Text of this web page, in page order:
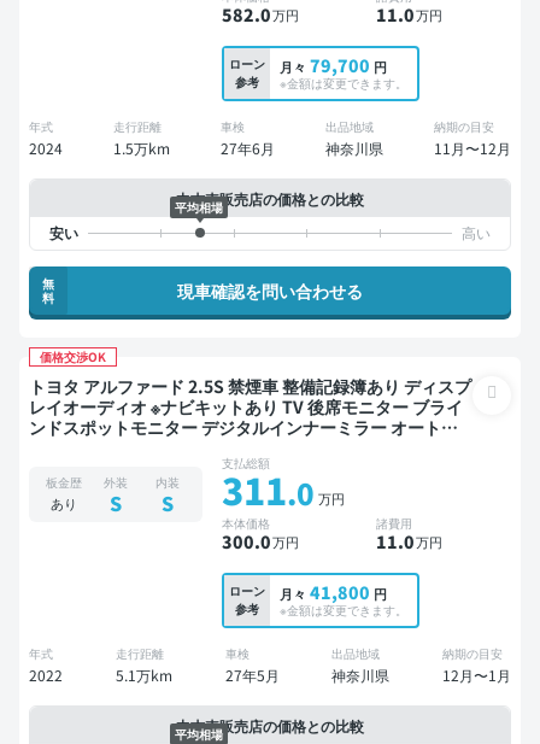
582.0万円 11.0万円
ローン
参考
月々 79,700 円
※金額は変更できます。
年式
2024
走行距離
1.5万km
車検
27年6月
出品地域
神奈川県
納期の目安
11月〜12月
中古車販売店の価格との比較
平均相場
無
料
現車確認を問い合わせる
価格交渉OK
トヨタ アルファード 2.5S 禁煙車 整備記録簿あり ディスプ
レイオーディオ ※ナビキットあり TV 後席モニター ブライ
ンドスポットモニター デジタルインナーミラー オートク
メラ ドライブレコーダー 衝突軽減 両側電動スライドドア
8人乗り
板金歴
あり
外装
S
内装
S
支払総額
311.0 万円
本体価格
300.0万円
諸費用
11.0万円
ローン
参考
月々 41,800 円
※金額は変更できます。
年式
2022
走行距離
5.1万km
車検
27年5月
出品地域
神奈川県
納期の目安
12月〜1月
中古車販売店の価格との比較
平均相場